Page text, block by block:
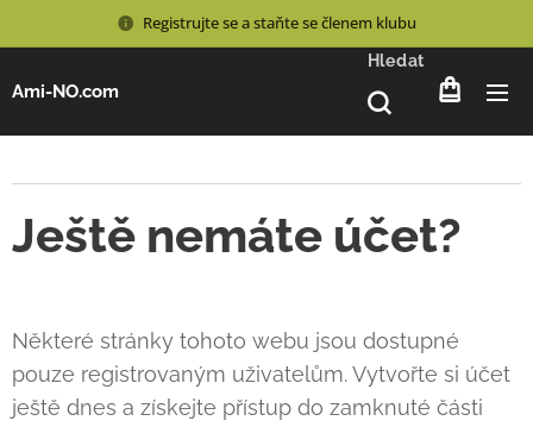
Registrujte se a staňte se členem klubu
Ami-NO.com
Hledat
Ještě nemáte účet?
Některé stránky tohoto webu jsou dostupné
pouze registrovaným uživatelům. Vytvořte si účet
ještě dnes a získejte přístup do zamknuté části